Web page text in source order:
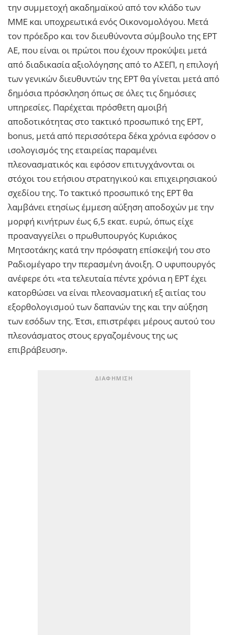
την συμμετοχή ακαδημαϊκού από τον κλάδο των
ΜΜΕ και υποχρεωτικά ενός Οικονομολόγου. Μετά
τον πρόεδρο και τον διευθύνοντα σύμβουλο της ΕΡΤ
ΑΕ, που είναι οι πρώτοι που έχουν προκύψει μετά
από διαδικασία αξιολόγησης από το ΑΣΕΠ, η επιλογή
των γενικών διευθυντών της ΕΡΤ θα γίνεται μετά από
δημόσια πρόσκληση όπως σε όλες τις δημόσιες
υπηρεσίες. Παρέχεται πρόσθετη αμοιβή
αποδοτικότητας στο τακτικό προσωπικό της ΕΡΤ,
bonus, μετά από περισσότερα δέκα χρόνια εφόσον ο
ισολογισμός της εταιρείας παραμένει
πλεονασματικός και εφόσον επιτυγχάνονται οι
στόχοι του ετήσιου στρατηγικού και επιχειρησιακού
σχεδίου της. Το τακτικό προσωπικό της ΕΡΤ θα
λαμβάνει ετησίως έμμεση αύξηση αποδοχών με την
μορφή κινήτρων έως 6,5 εκατ. ευρώ, όπως είχε
προαναγγείλει ο πρωθυπουργός Κυριάκος
Μητσοτάκης κατά την πρόσφατη επίσκεψή του στο
Ραδιομέγαρο την περασμένη άνοιξη. Ο υφυπουργός
ανέφερε ότι «τα τελευταία πέντε χρόνια η ΕΡΤ έχει
κατορθώσει να είναι πλεονασματική εξ αιτίας του
εξορθολογισμού των δαπανών της και την αύξηση
των εσόδων της. Έτσι, επιστρέφει μέρους αυτού του
πλεονάσματος στους εργαζομένους της ως
επιβράβευση».